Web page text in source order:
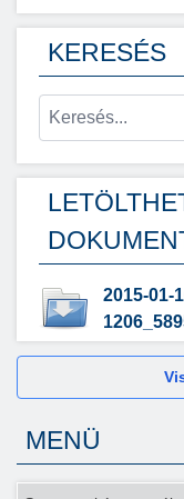
KERESÉS
2015-01-
MENÜ